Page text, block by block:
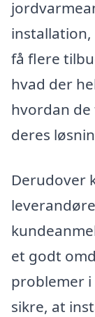
få flere
hvad der
hvordan
deres
Derudover
et godt
problemer
sikre, at